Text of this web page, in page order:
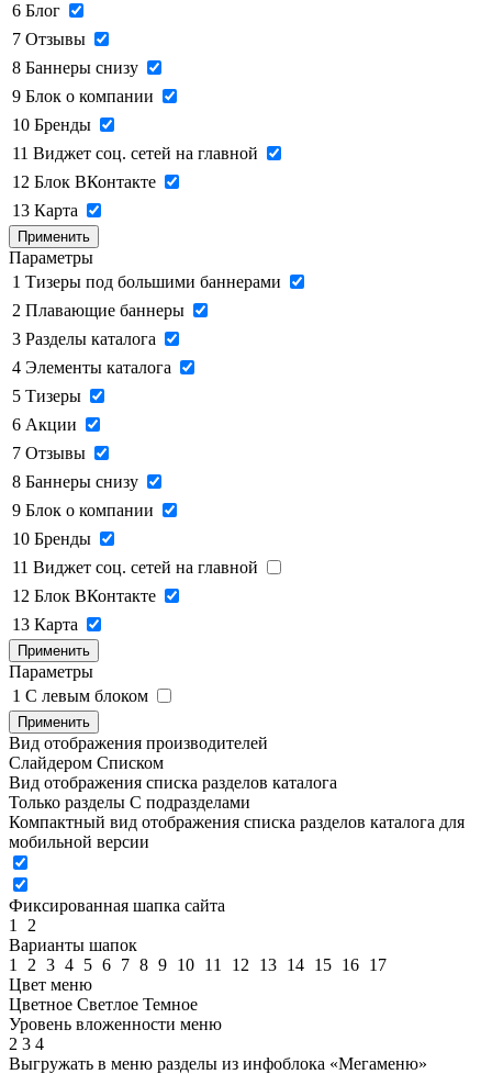
6 Блог
7 Отзывы
8 Баннеры снизу
9 Блок о компании
10 Бренды
11 Виджет соц. сетей на главной
12 Блок ВКонтакте
13 Карта
Применить
Параметры
1 Тизеры под большими баннерами
2 Плавающие баннеры
3 Разделы каталога
4 Элементы каталога
5 Тизеры
6 Акции
7 Отзывы
8 Баннеры снизу
9 Блок о компании
10 Бренды
11 Виджет соц. сетей на главной
12 Блок ВКонтакте
13 Карта
Применить
Параметры
1 C левым блоком
Применить
Вид отображения производителей
Слайдером Списком
Вид отображения списка разделов каталога
Только разделы С подразделами
Компактный вид отображения списка разделов каталога для
мобильной версии
Фиксированная шапка сайта
1
2
Варианты шапок
1
2 3 4 5 6 7 8 9 10 11 12 13 14 15 16 17
Цвет меню
Цветное Светлое Темное
Уровень вложенности меню
2 3 4
Выгружать в меню разделы из инфоблока «Мегаменю»